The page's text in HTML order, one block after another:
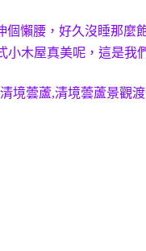
個懶腰，好久沒睡那麼
小木屋真美呢，這是我